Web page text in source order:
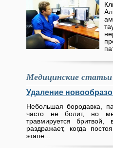
Медицинские статьи
Удаление
Небольшая бородавка,
часто не болит, но
травмируется бритвой,
раздражает, когда
этапе...